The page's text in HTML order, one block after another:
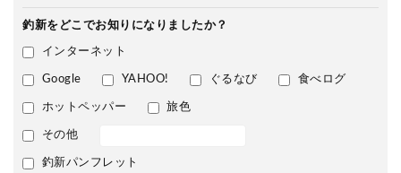
釣新をどこでお知りになりましたか？
インターネット
Google YAHOO! ぐるなび 食べログ
ホットペッパー 旅色
その他
釣新パンフレット